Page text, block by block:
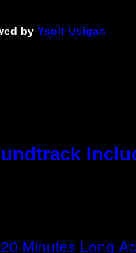
by Ysolt Usigan